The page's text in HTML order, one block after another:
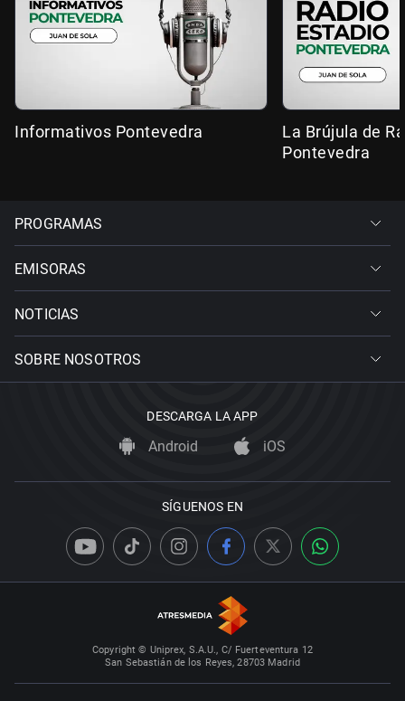
Informativos Pontevedra
La Brújula de
Pontevedra
PROGRAMAS
EMISORAS
NOTICIAS
SOBRE NOSOTROS
DESCARGA LA APP
Android iOS
SÍGUENOS EN
Copyright © Uniprex, S.A.U., C/ Fuerteventura 12
San Sebastián de los Reyes, 28703 Madrid